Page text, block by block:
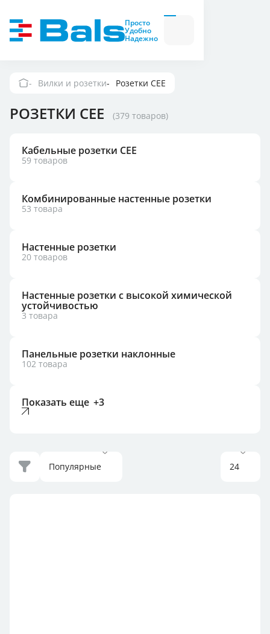
Просто
Удобно
Надежно
Вилки
и
розетки
модули
Вилки и розетки
Где купить
Контакты
Вилки и розетки Розетки CEE
РОЗЕТКИ CEE (379 товаров)
Кабельные розетки СЕЕ
59 товаров
Комбинированные настенные розетки
53 товара
Настенные розетки
20 товаров
Настенные розетки с высокой химической
устойчивостью
3 товара
Панельные розетки наклонные
102 товара
Популярные 24